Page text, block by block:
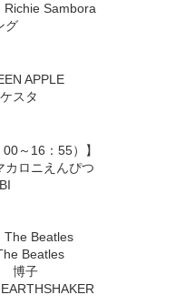
Sambora
グ
APPLE
スタ
～16：55）】
ロニえんぴつ
Beatles
Beatles
博子